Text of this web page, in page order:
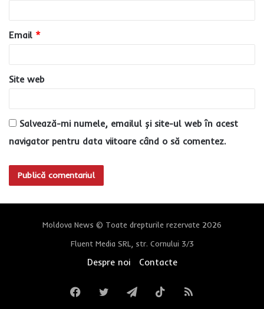
u
*
Email *
Site web
Salvează-mi numele, emailul și site-ul web în acest
navigator pentru data viitoare când o să comentez.
Moldova News © Toate drepturile rezervate 2026
Fluent Media SRL, str. Cornului 3/3
Despre noi Contacte
FacebookTwitterTelegramTikTokRSS